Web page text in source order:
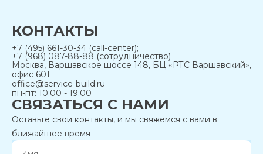
КОНТАКТЫ
+7 (495) 661-30-34 (call-center);
+7 (968) 087-88-88 (сотрудничество)
Москва, Варшавское шоссе 148, БЦ «РТС Варшавский»,
офис 601
office@service-build.ru
пн-пт: 10:00 - 19:00
СВЯЗАТЬСЯ С НАМИ
Оставьте свои контакты, и мы свяжемся с вами в
ближайшее время